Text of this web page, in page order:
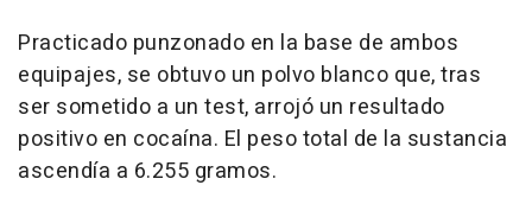
Practicado punzonado en la base de ambos
equipajes, se obtuvo un polvo blanco que, tras
ser sometido a un test, arrojó un resultado
positivo en cocaína. El peso total de la sustancia
ascendía a 6.255 gramos.